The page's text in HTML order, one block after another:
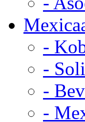
-
-
-
-